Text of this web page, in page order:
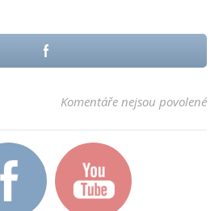
Komentáře nejsou povolenéu